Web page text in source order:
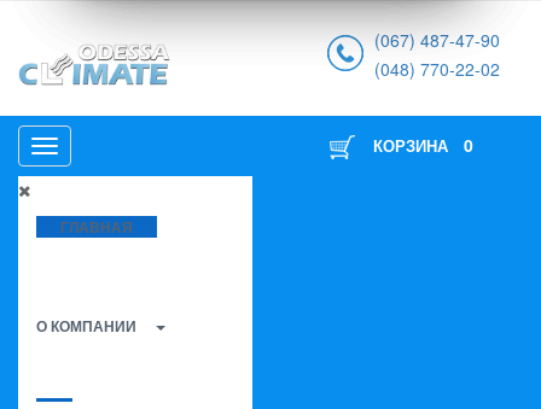
(067) 487-47-90
(048) 770-22-02
ГЛАВНАЯ
О КОМПАНИИ
КОРЗИНА 0